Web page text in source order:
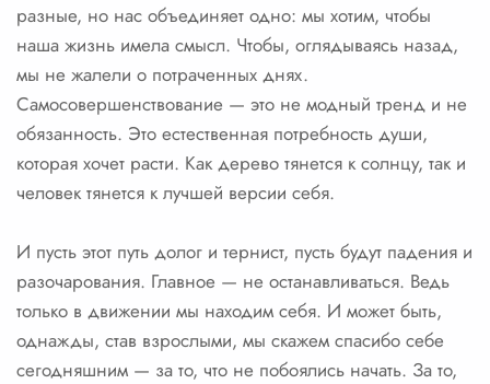
разные, но нас объединяет одно: мы хотим, чтобы
наша жизнь имела смысл. Чтобы, оглядываясь назад,
мы не жалели о потраченных днях.
Самосовершенствование — это не модный тренд и не
обязанность. Это естественная потребность души,
которая хочет расти. Как дерево тянется к солнцу, так и
человек тянется к лучшей версии себя.
И пусть этот путь долог и тернист, пусть будут падения и
разочарования. Главное — не останавливаться. Ведь
только в движении мы находим себя. И может быть,
однажды, став взрослыми, мы скажем спасибо себе
сегодняшним — за то, что не побоялись начать. За то,